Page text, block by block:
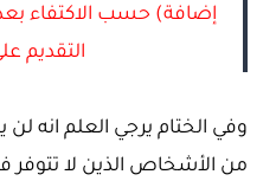
إضافة) حسب الاكتفاء
التقديم
وفي الختام يرجي العلم انه
من الأشخاص الذين لا تتوفر